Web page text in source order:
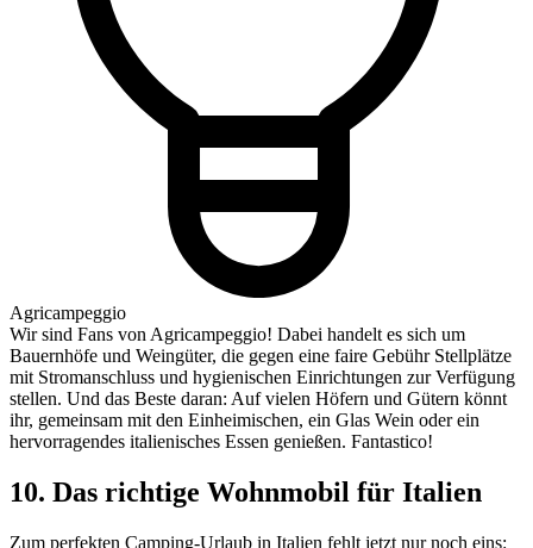
Agricampeggio
Wir sind Fans von Agricampeggio! Dabei handelt es sich um
Bauernhöfe und Weingüter, die gegen eine faire Gebühr Stellplätze
mit Stromanschluss und hygienischen Einrichtungen zur Verfügung
stellen. Und das Beste daran: Auf vielen Höfern und Gütern könnt
ihr, gemeinsam mit den Einheimischen, ein Glas Wein oder ein
hervorragendes italienisches Essen genießen. Fantastico!
10. Das richtige Wohnmobil für Italien
Zum perfekten Camping-Urlaub in Italien fehlt jetzt nur noch eins: